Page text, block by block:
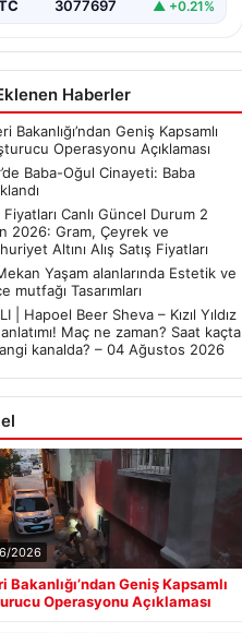
3077697 ▲ +0.21%
Haberler
Bakanlığı’ndan Geniş Kapsamlı
Operasyonu Açıklaması
Baba-Oğul Cinayeti: Baba
Fiyatları Canlı Güncel Durum 2
2026: Gram, Çeyrek ve
Altını Alış Satış Fiyatları
Yaşam alanlarında Estetik ve
mutfağı Tasarımları
| Hapoel Beer Sheva – Kızıl Yıldız
Maç ne zaman? Saat kaçta
kanalda? – 04 Ağustos 2026
2026
Bakanlığı’ndan Geniş Kapsamlı
Operasyonu Açıklaması